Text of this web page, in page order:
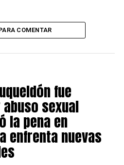
COMENTAR
fue
sexual
la pena en
enfrenta nuevas